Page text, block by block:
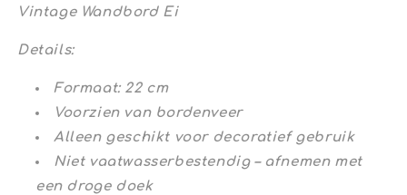
Vintage Wandbord Ei
Details:
Formaat: 22 cm
Voorzien van bordenveer
Alleen geschikt voor decoratief gebruik
Niet vaatwasserbestendig – afnemen met
een droge doek